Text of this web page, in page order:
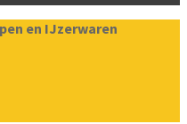
en IJzerwaren